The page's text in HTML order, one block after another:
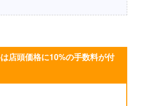
店頭価格に10%の手数料が付